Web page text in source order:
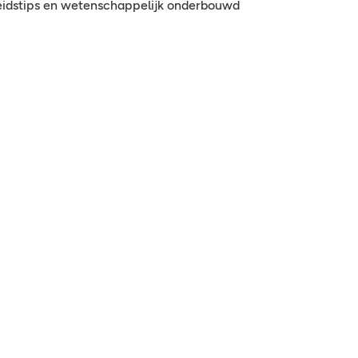
en wetenschappelijk onderbouwd